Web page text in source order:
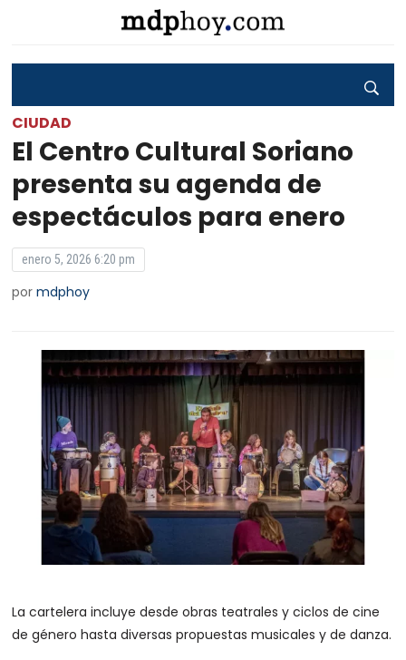
CIUDAD
El Centro Cultural Soriano
presenta su agenda de
espectáculos para enero
enero 5, 2026 6:20 pm
pormdphoy
La cartelera incluye desde obras teatrales y ciclos de cine
de género hasta diversas propuestas musicales y de danza.